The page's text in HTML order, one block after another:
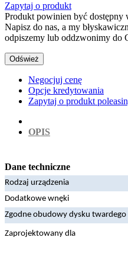
Zapytaj o produkt
Produkt powinien być dostępny
Napisz do nas, a my
odpiszemy lub oddzwonimy do
Negocjuj cenę
Opcje kredytowania
Zapytaj o produkt
OPIS
Dane techniczne
Rodzaj urządzenia
Dodatkowe wnęki
Zgodne obudowy dysku twardego
Zaprojektowany dla